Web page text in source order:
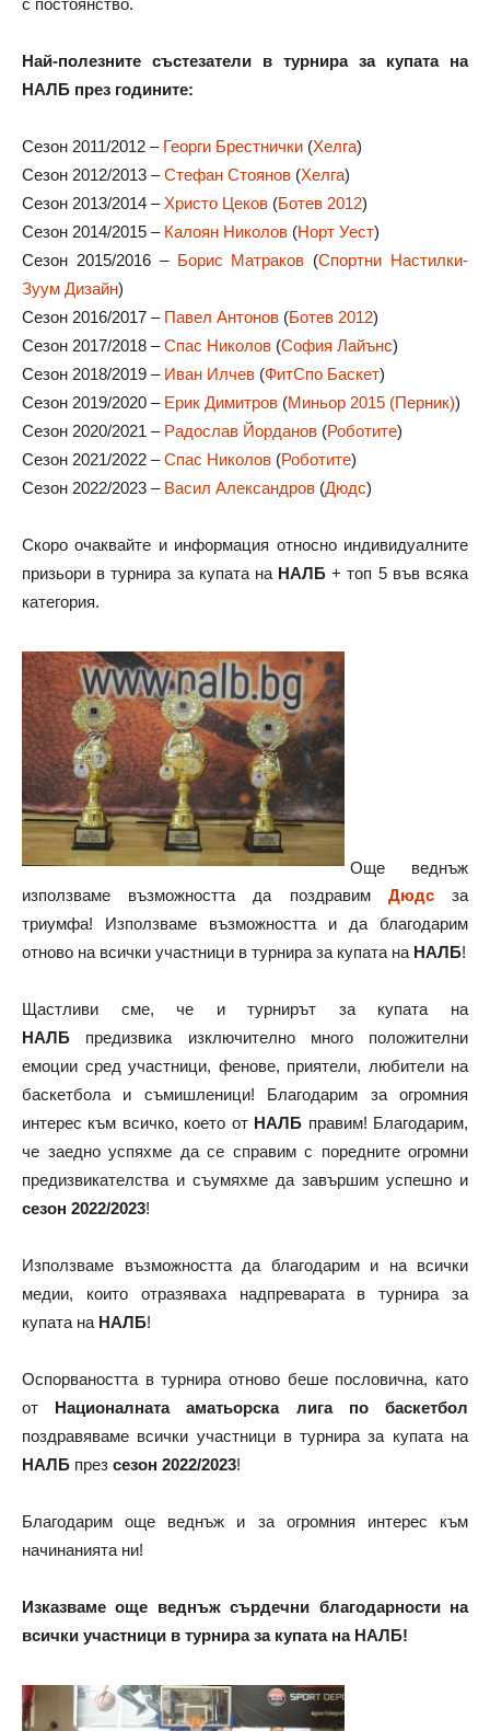
Най-полезните състезатели в турнира за купата на
НАЛБ през годините:
Сезон 2011/2012 – Георги Брестнички (Хелга)
Сезон 2012/2013 –Стефан Стоянов (Хелга)
Сезон 2013/2014 –Христо Цеков (Ботев 2012)
Сезон 2014/2015 – Калоян Николов (Норт Уест)
Сезон 2015/2016 – Борис Матраков (Спортни Настилки-
Зуум Дизайн)
Сезон 2016/2017 – Павел Антонов (Ботев 2012)
Сезон 2017/2018 –Спас Николов (София Лайънс)
Сезон 2018/2019 – Иван Илчев (ФитСпо Баскет)
Сезон 2019/2020 – Ерик Димитров (Миньор 2015 (Перник))
Сезон 2020/2021 – Радослав Йорданов (Роботите)
Сезон 2021/2022 –Спас Николов (Роботите)
Сезон 2022/2023 – Васил Александров (Дюдс)
Скоро очаквайте и информация относно индивидуалните
призьори в турнира за купата на НАЛБ + топ 5 във всяка
категория.
Още веднъж
използваме възможността да поздравим Дюдсза
триумфа! Използваме възможността и да благодарим
отново на всички участници в турнира за купата на НАЛБ!
Щастливи сме, че и турнирът за купата на
НАЛБ предизвика изключително много положителни
емоции сред участници, фенове, приятели, любители на
баскетбола и съмишленици! Благодарим за огромния
интерес към всичко, което от НАЛБ правим! Благодарим,
че заедно успяхме да се справим с поредните огромни
предизвикателства и съумяхме да завършим успешно и
сезон 2022/2023!
Използваме възможността да благодарим и на всички
медии, които отразяваха надпреварата в турнира за
купата на НАЛБ!
Оспорваността в турнира отново беше пословична, като
от Националната аматьорска лига по баскетбол
поздравяваме всички участници в турнира за купата на
НАЛБ през сезон 2022/2023!
Благодарим още веднъж и за огромния интерес към
начинанията ни!
Изказваме още веднъж сърдечни благодарности на
всички участници в турнира за купата на НАЛБ!